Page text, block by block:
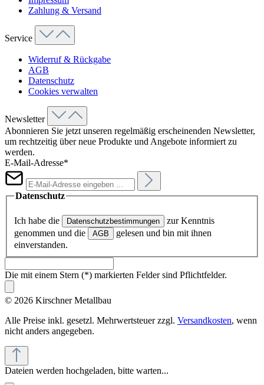
Zahlung & Versand
Service
Widerruf & Rückgabe
AGB
Datenschutz
Cookies verwalten
Newsletter
Abonnieren Sie jetzt unseren regelmäßig erscheinenden Newsletter,
um rechtzeitig über neue Produkte und Angebote informiert zu
werden.
E-Mail-Adresse*
Datenschutz
Ich habe die Datenschutzbestimmungen
zur Kenntnis
genommen und die
AGB
gelesen und bin mit ihnen
einverstanden.
Die mit einem Stern (*) markierten Felder sind Pflichtfelder.
© 2026 Kirschner Metallbau
Alle Preise inkl. gesetzl. Mehrwertsteuer zzgl. Versandkosten, wenn
nicht anders angegeben.
Dateien werden hochgeladen, bitte warten...